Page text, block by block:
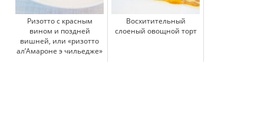
Ризотто с красным
вином и поздней
вишней, или «ризотто
ал’Амароне э чильедже»
Восхитительный
слоеный овощной торт